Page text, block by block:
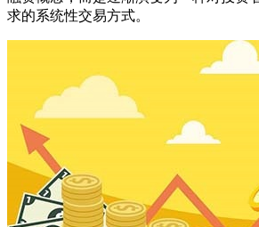
求的系统性交易方式。